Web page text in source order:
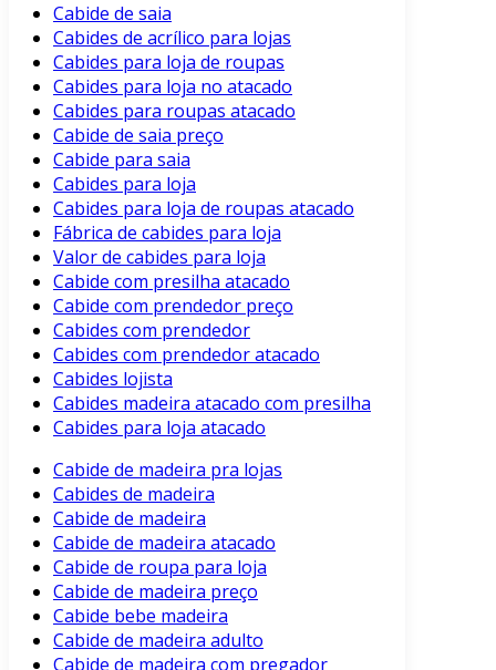
Cabide de saia
Cabides de acrílico para lojas
Cabides para loja de roupas
Cabides para loja no atacado
Cabides para roupas atacado
Cabide de saia preço
Cabide para saia
Cabides para loja
Cabides para loja de roupas atacado
Fábrica de cabides para loja
Valor de cabides para loja
Cabide com presilha atacado
Cabide com prendedor preço
Cabides com prendedor
Cabides com prendedor atacado
Cabides lojista
Cabides madeira atacado com presilha
Cabides para loja atacado
Cabide de madeira pra lojas
Cabides de madeira
Cabide de madeira
Cabide de madeira atacado
Cabide de roupa para loja
Cabide de madeira preço
Cabide bebe madeira
Cabide de madeira adulto
Cabide de madeira com pregador